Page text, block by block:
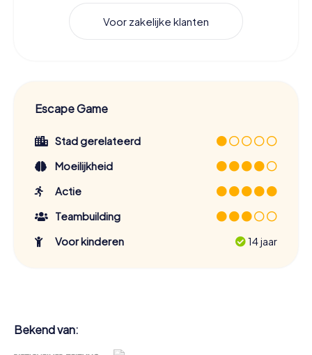
Voor zakelijke klanten
Escape Game
Stad gerelateerd
Moeilijkheid
Actie
Teambuilding
Voor kinderen
14 jaar
Bekend van: